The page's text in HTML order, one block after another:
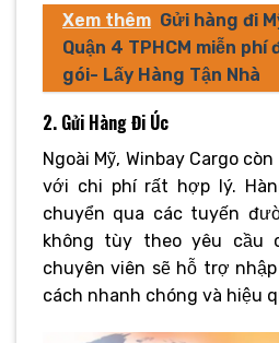
Xem thêm Gửi hàng đi
Quận 4 TPHCM miễn phí
gói- Lấy Hàng Tận Nhà
2. Gửi Hàng Đi Úc
Ngoài Mỹ, Winbay Cargo
với chi phí rất hợp lý.
chuyển qua các tuyến
không tùy theo yêu cầu
chuyên viên sẽ hỗ trợ
cách nhanh chóng và hiệu